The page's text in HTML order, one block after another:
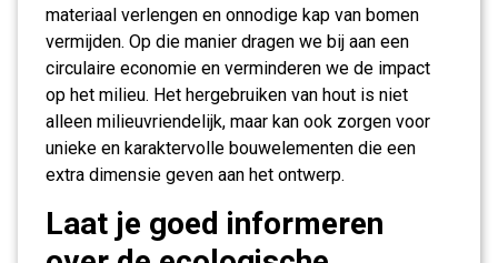
materiaal verlengen en onnodige kap van bomen
vermijden. Op die manier dragen we bij aan een
circulaire economie en verminderen we de impact
op het milieu. Het hergebruiken van hout is niet
alleen milieuvriendelijk, maar kan ook zorgen voor
unieke en karaktervolle bouwelementen die een
extra dimensie geven aan het ontwerp.
Laat je goed informeren